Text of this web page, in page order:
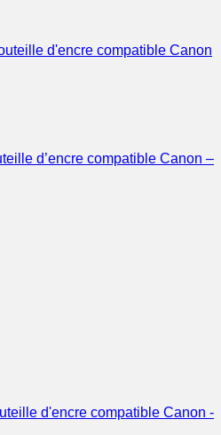
d’encre compatible Canon –